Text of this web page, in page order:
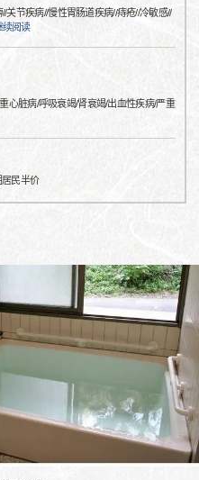
关节疾病//慢性胃肠道疾病//痔疮//冷敏感//
续阅读
心脏病/呼吸衰竭/肾衰竭/出血性疾病/严重
居民半价